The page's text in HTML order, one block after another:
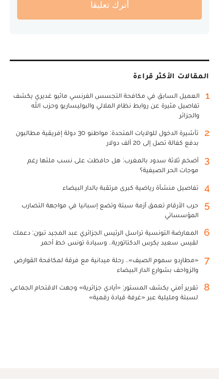
أترك تعليقا
المقالات الأكثر قراءة
1
العميل السابق في مكافحة التجسس الفرنسي ماثيو غديري يكشف
تفاصيل مثيرة عن روابط نظام الملالي والبوليساريو وحزب الله
والجزائر
2
تأشيرة الدخول للولايات المتحدة: مواطنو 30 دولة إفريقية مطالبون
بدفع كفالة تصل إلى 20 ألف دولار
3
أضخم ثلاثة سدود بالمغرب: هل حافظت على نسب ملئها رغم
موجات الحر الصيفية؟
4 تفاصيل منشأة رياضية كبرى مرتقبة بالدار البيضاء
5
حرب الأرقام تعمق أزمة سبتة وتضع إسبانيا في مواجهة التضارب
المؤسساتي
6
المعارضة التونسية تراسل الرئيس الجزائري عبد المجيد تبون: دعمك
لقيس سعيد يكرس الدكتاتورية.. وسيادة تونس خط أحمر
7
«مطارِدو سموم الصيف».. رحلة ميدانية مع فرقة لمكافحة القوارض
والزواحف بشوارع الدار البيضاء
8
تقرير أمني يكشف المستور: «أيادي جزائرية» وجهت الاقتحام الجماعي
لسبتة ومليلية عبر «غرفة قيادة رقمية»